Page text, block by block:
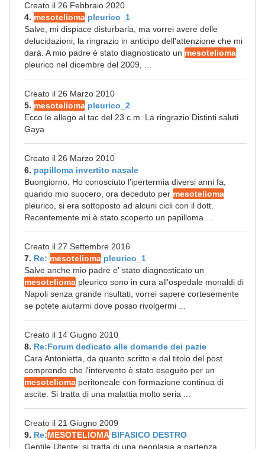
Creato il 26 Febbraio 2020
4. mesotelioma pleurico_1
Salve, mi dispiace disturbarla, ma vorrei avere delle
delucidazioni, la ringrazio in anticipo dell'attenzione che mi
darà. A mio padre è stato diagnosticato un mesotelioma
pleurico nel dicembre del 2009, ...
Creato il 26 Marzo 2010
5. mesotelioma pleurico_2
Ecco le allego al tac del 23 c.m. La ringrazio Distinti saluti
Gaya
Creato il 26 Marzo 2010
6. papilloma invertito nasale
Buongiorno. Ho conosciuto l'ipertermia diversi anni fa,
quando mio suocero, ora deceduto per mesotelioma
pleurico, si era sottoposto ad alcuni cicli con il dott.
Recentemente mi è stato scoperto un papilloma ...
Creato il 27 Settembre 2016
7. Re: mesotelioma pleurico_1
Salve anche mio padre e' stato diagnosticato un
mesotelioma pleurico sono in cura all'ospedale monaldi di
Napoli senza grande risultati, vorrei sapere cortesemente
se potete aiutarmi dove posso rivolgermi ...
Creato il 14 Giugno 2010
8. Re:Forum dedicato alle domande dei pazie
Cara Antonietta, da quanto scritto e dal titolo del post
comprendo che l'intervento è stato eseguito per un
mesotelioma peritoneale con formazione continua di
ascite. Si tratta di una malattia molto seria ...
Creato il 21 Giugno 2009
9. Re:MESOTELIOMA BIFASICO DESTRO
Gentile Utente, si tratta di una neoplasia a partenza